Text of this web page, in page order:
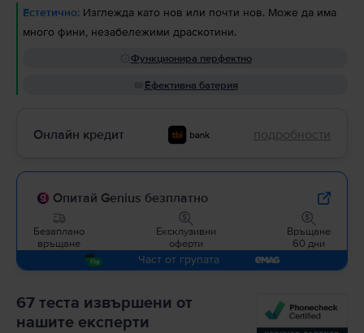
Естетично: Изглежда като нов или почти нов. Може да има
много фини, незабележими драскотини.
Функционира перфектно
Ефективна батерия
Онлайн кредит подробности
Опитай Genius безплатно
Безаплано
връщане
Ексклузивни
оферти
Връщане
60 дни
Част от групата
67 теста извършени от
нашите експерти